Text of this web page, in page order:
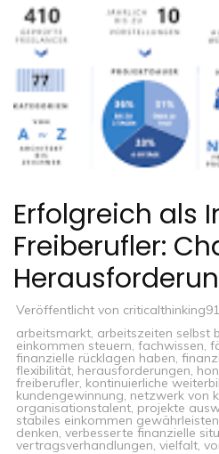
Erfolgreich als
Freiberufler:
Veröffentlicht von
arbeitsmarkt, arbeitszeiten selbst
einkommen steuern, fachwissen,
finanzielle rücklagen haben,
flexibilität, herausforderungen,
freiberufler, kontinuierliche
kundengewinnung, netzwerk von
organisationstalent, projekte
stabiles einkommen gewährleisten
denken, verbesserte finanzielle
vertragsverhandlungen, vielfalt,